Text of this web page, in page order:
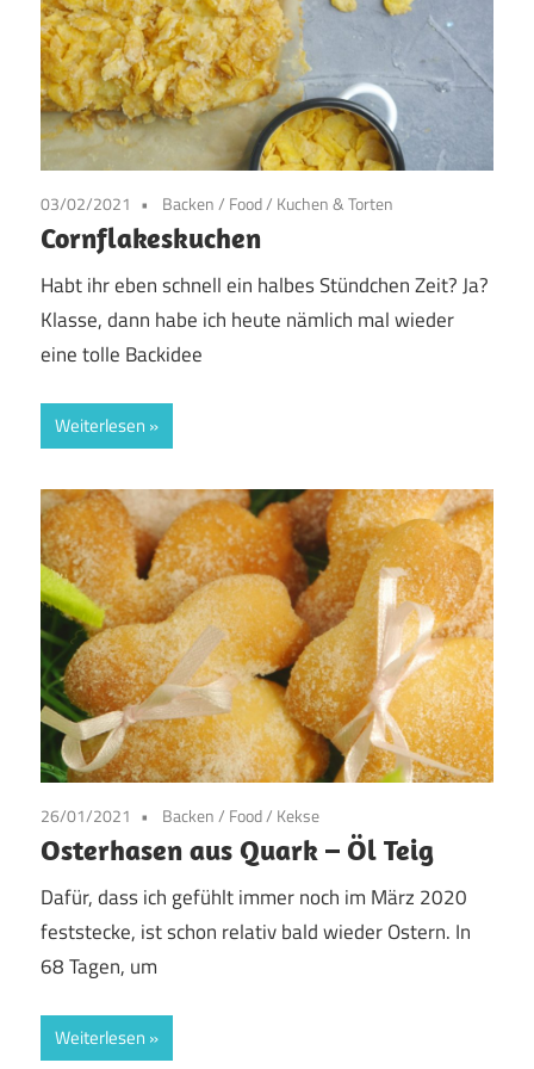
03/02/2021 Backen/ Food/ Kuchen & Torten
Cornflakeskuchen
Habt ihr eben schnell ein halbes Stündchen Zeit? Ja?
Klasse, dann habe ich heute nämlich mal wieder
eine tolle Backidee
Weiterlesen
26/01/2021 Backen/ Food/ Kekse
Osterhasen aus Quark – Öl Teig
Dafür, dass ich gefühlt immer noch im März 2020
feststecke, ist schon relativ bald wieder Ostern. In
68 Tagen, um
Weiterlesen